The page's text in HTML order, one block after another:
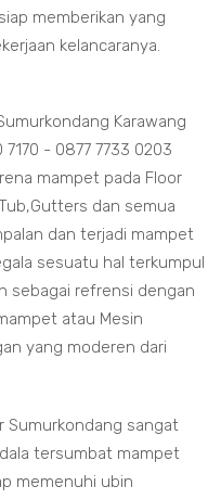
memberikan yang
kelancaranya.
Karawang
- 0877 7733 0203
mampet pada Floor
dan semua
dan terjadi mampet
sesuatu hal terkumpul
sebagai refrensi dengan
atau Mesin
yang moderen dari
Sumurkondang sangat
tersumbat mampet
memenuhi ubin